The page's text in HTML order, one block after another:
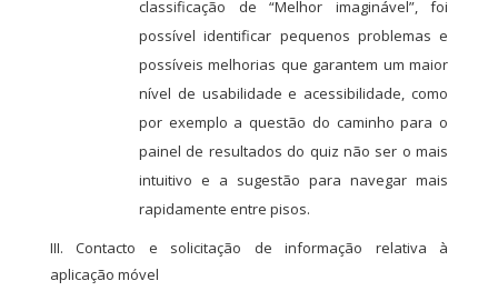
classificação de “Melhor imaginável”, foi
possível identificar pequenos problemas e
possíveis melhorias que garantem um maior
nível de usabilidade e acessibilidade, como
por exemplo a questão do caminho para o
painel de resultados do quiz não ser o mais
intuitivo e a sugestão para navegar mais
rapidamente entre pisos.
III. Contacto e solicitação de informação relativa à
aplicação móvel